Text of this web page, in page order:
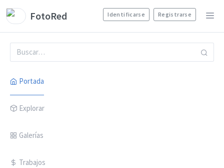
FotoRed Identificarse Registrarse
Portada
Explorar
Galerías
Trabajos